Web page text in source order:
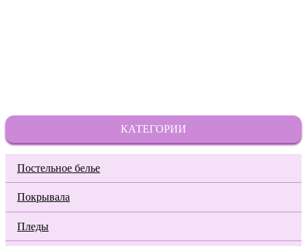
КАТЕГОРИИ
Постельное белье
Покрывала
Пледы